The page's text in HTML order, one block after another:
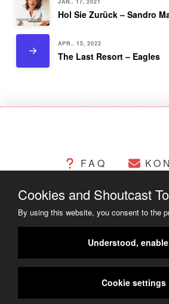
JAN.. 17, 2021
Hol Sie Zurück – Sandro
APR.. 15, 2022
The Last Resort – Eagles
FAQ
CHANGELOG
COPYRIGHT ©2014
Cookies and Shoutcast
By using this website, you consent to the
Understood,
Cookie settings